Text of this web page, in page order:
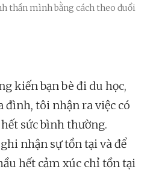
thần mình bằng cách theo đuổi
kiến bạn bè đi du học,
đình, tôi nhận ra việc có
sức bình thường.
nhận sự tồn tại và để
hết cảm xúc chỉ tồn tại